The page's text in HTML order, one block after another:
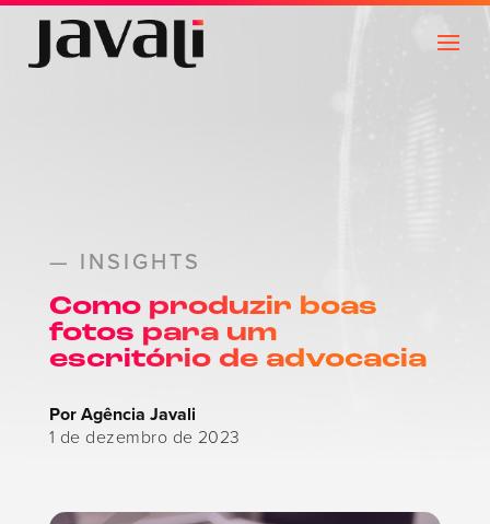
— INSIGHTS
Como produzir boas
fotos para um
escritório de advocacia
Por Agência Javali
1 de dezembro de 2023